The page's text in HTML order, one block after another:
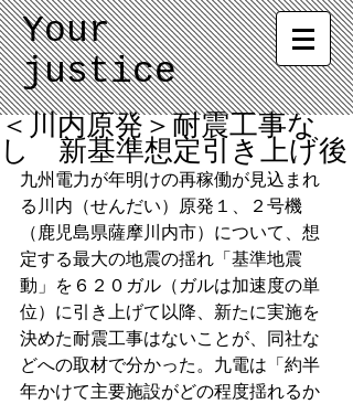
Your
justice
＜川内原発＞耐震工事な
し 新基準想定引き上げ後
九州電力が年明けの再稼働が見込まれ
る川内（せんだい）原発１、２号機
（鹿児島県薩摩川内市）について、想
定する最大の地震の揺れ「基準地震
動」を６２０ガル（ガルは加速度の単
位）に引き上げて以降、新たに実施を
決めた耐震工事はないことが、同社な
どへの取材で分かった。九電は「約半
年かけて主要施設がどの程度揺れるか